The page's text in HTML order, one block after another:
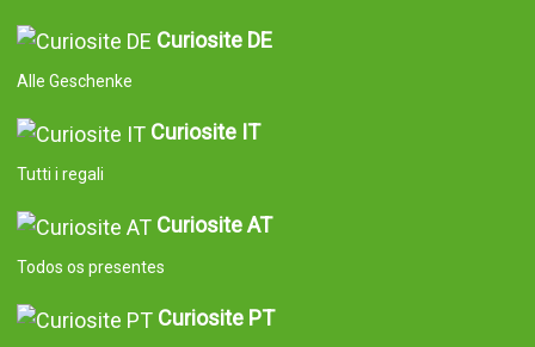
Curiosite DE
Alle Geschenke
Curiosite IT
Tutti i regali
Curiosite AT
Todos os presentes
Curiosite PT